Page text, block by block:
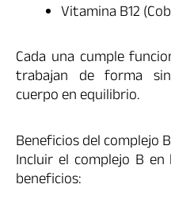
Vitamina B12
Cada una cumple
trabajan de forma
cuerpo en equilibrio.
Beneficios del complejo B
Incluir el complejo B
beneficios: